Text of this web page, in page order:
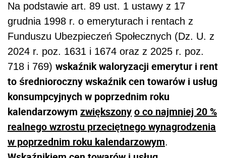
Na podstawie art. 89 ust. 1 ustawy z 17
grudnia 1998 r. o emeryturach i rentach z
Funduszu Ubezpieczeń Społecznych (Dz. U. z
2024 r. poz. 1631 i 1674 oraz z 2025 r. poz.
718 i 769) wskaźnik waloryzacji emerytur i rent
to średnioroczny wskaźnik cen towarów i usług
konsumpcyjnych w poprzednim roku
kalendarzowym zwiększonyo co najmniej 20 %
realnego wzrostu przeciętnego wynagrodzenia
w poprzednim roku kalendarzowym.